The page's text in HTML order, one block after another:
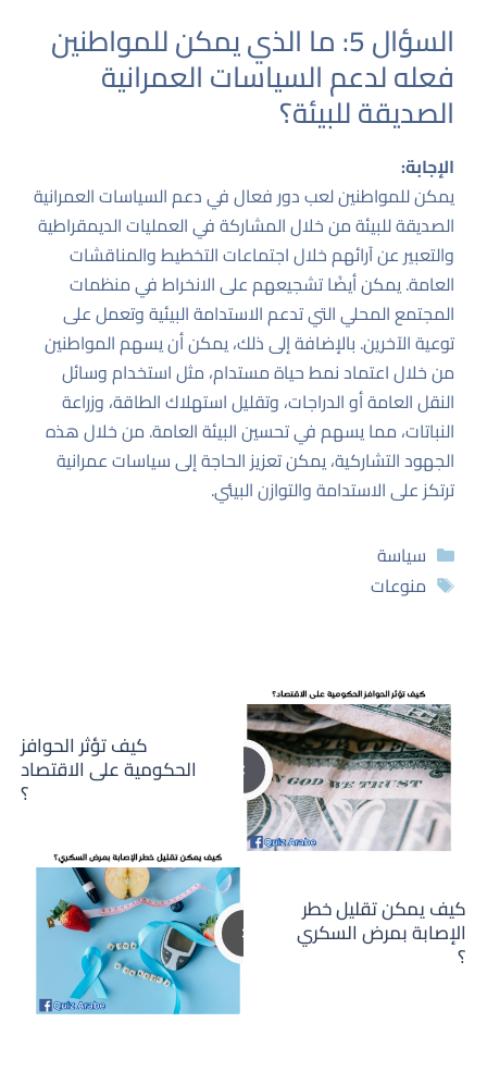
السؤال 5: ما الذي يمكن للمواطنين
فعله لدعم السياسات العمرانية
الصديقة للبيئة؟
الإجابة:
يمكن للمواطنين لعب دور فعال في دعم السياسات العمرانية
الصديقة للبيئة من خلال المشاركة في العمليات الديمقراطية
والتعبير عن آرائهم خلال اجتماعات التخطيط والمناقشات
العامة. يمكن أيضًا تشجيعهم على الانخراط في منظمات
المجتمع المحلي التي تدعم الاستدامة البيئية وتعمل على
توعية الآخرين. بالإضافة إلى ذلك، يمكن أن يسهم المواطنين
من خلال اعتماد نمط حياة مستدام، مثل استخدام وسائل
النقل العامة أو الدراجات، وتقليل استهلاك الطاقة، وزراعة
النباتات، مما يسهم في تحسين البيئة العامة. من خلال هذه
الجهود التشاركية، يمكن تعزيز الحاجة إلى سياسات عمرانية
ترتكز على الاستدامة والتوازن البيئي.
التصنيفات
سياسة
الوسوم
منوعات
كيف تؤثر الحوافز
الحكومية على الاقتصاد
؟
كيف يمكن تقليل خطر
الإصابة بمرض السكري
؟